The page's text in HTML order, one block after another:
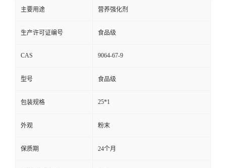
主要用途 营养强化剂
生产许可证编号 食品级
CAS 9064-67-9
型号 食品级
包装规格 25*1
外观 粉末
保质期 24个月